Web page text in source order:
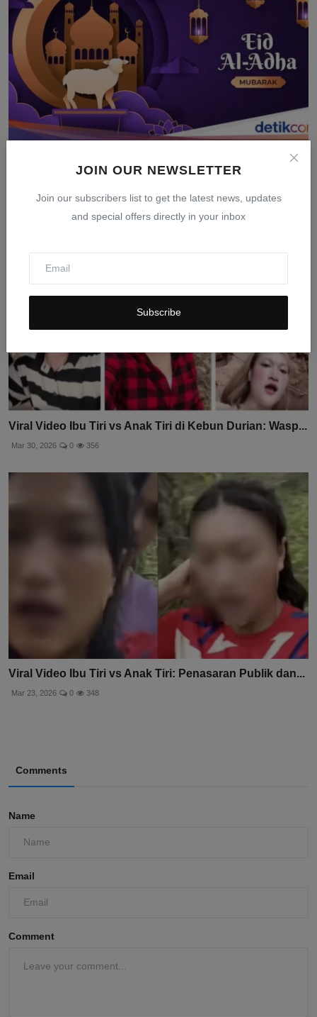
JOIN OUR NEWSLETTER
Join our subscribers list to get the latest news, updates
and special offers directly in your inbox
Subscribe
Tanggal Idul Adha 2026: Jadwal Resmi Pemerintah dan
Mar 24, 2026 0 405
Viral Video Ibu Tiri vs Anak Tiri di Kebun Durian: Wasp...
Mar 30, 2026 0 356
Viral Video Ibu Tiri vs Anak Tiri: Penasaran Publik dan...
Mar 23, 2026 0 348
Comments
Name
Email
Comment